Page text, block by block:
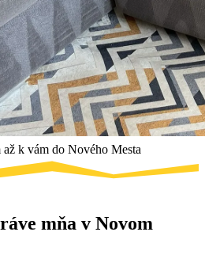
až k vám do Nového Mesta
mňa v Novom